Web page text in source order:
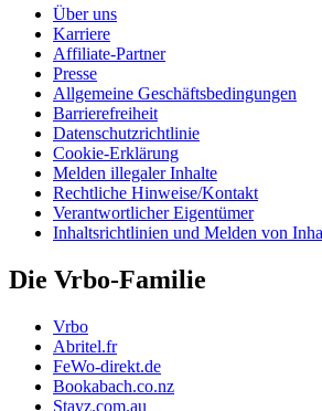
Über uns
Karriere
Affiliate-Partner
Presse
Allgemeine Geschäftsbedingungen
Barrierefreiheit
Datenschutzrichtlinie
Cookie-Erklärung
Melden illegaler Inhalte
Rechtliche Hinweise/Kontakt
Verantwortlicher Eigentümer
Inhaltsrichtlinien und Melden von
Die Vrbo-Familie
Vrbo
Abritel.fr
FeWo-direkt.de
Bookabach.co.nz
Stayz.com.au